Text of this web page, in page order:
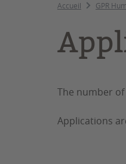
Accueil GPR
The number
Applications